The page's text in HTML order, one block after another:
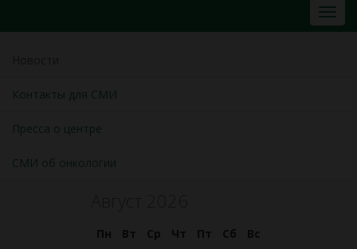
Контакты для СМИ
Пресса о центре
СМИ об онкологии
Пн Вт Ср Чт Пт Сб
Вс